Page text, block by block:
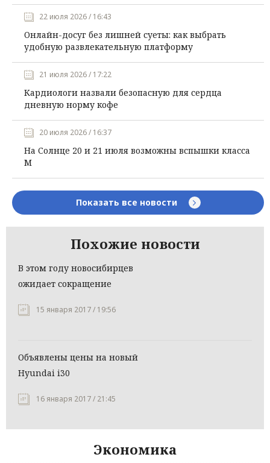
22 июля 2026 / 16:43
Онлайн-досуг без лишней суеты: как выбрать
удобную развлекательную платформу
21 июля 2026 / 17:22
Кардиологи назвали безопасную для сердца
дневную норму кофе
20 июля 2026 / 16:37
На Солнце 20 и 21 июля возможны вспышки класса
М
Показать все новости
Похожие новости
В этом году новосибирцев
ожидает сокращение
15 января 2017 / 19:56
Объявлены цены на новый
Hyundai i30
16 января 2017 / 21:45
Экономика